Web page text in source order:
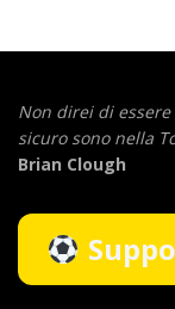
Non direi di
sicuro sono nella
Brian Clough